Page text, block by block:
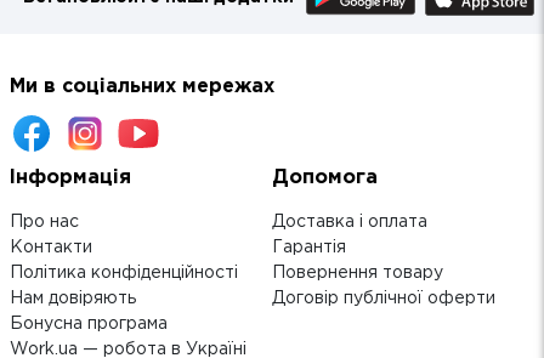
Ми в соціальних мережах
Інформація
Про нас
Контакти
Політика конфіденційності
Нам довіряють
Бонусна програма
Work.ua — робота в Україні
Допомога
Доставка і оплата
Гарантія
Повернення товару
Договір публічної оферти